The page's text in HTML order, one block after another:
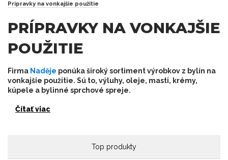
Prípravky na vonkajšie použitie
PRÍPRAVKY NA VONKAJŠIE
POUŽITIE
Firma Naděje ponúka široký sortiment výrobkov z bylín na
vonkajšie použitie. Sú to, výluhy, oleje, masti, krémy,
kúpele a bylinné sprchové spreje.
Čítať viac
Top produkty